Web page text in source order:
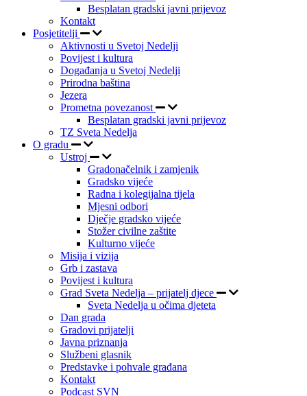
Besplatan gradski javni prijevoz
Kontakt
Posjetitelji
Aktivnosti u Svetoj Nedelji
Povijest i kultura
Događanja u Svetoj Nedelji
Prirodna baština
Jezera
Prometna povezanost
Besplatan gradski javni prijevoz
TZ Sveta Nedelja
O gradu
Ustroj
Gradonačelnik i zamjenik
Gradsko vijeće
Radna i kolegijalna tijela
Mjesni odbori
Dječje gradsko vijeće
Stožer civilne zaštite
Kulturno vijeće
Misija i vizija
Grb i zastava
Povijest i kultura
Grad Sveta Nedelja – prijatelj djece
Sveta Nedelja u očima djeteta
Dan grada
Gradovi prijatelji
Javna priznanja
Službeni glasnik
Predstavke i pohvale građana
Kontakt
Podcast SVN